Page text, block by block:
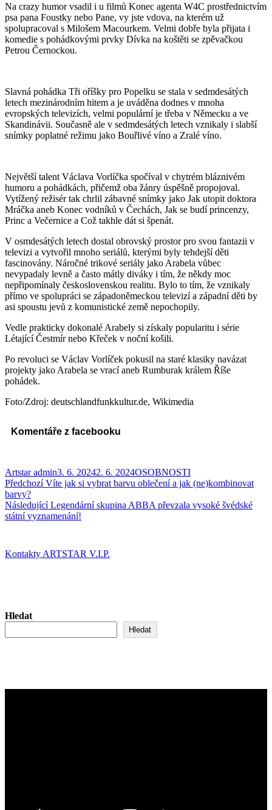
Na crazy humor vsadil i u filmů Konec agenta W4C prostřednictvím
psa pana Foustky nebo Pane, vy jste vdova, na kterém už
spolupracoval s Milošem Macourkem. Velmi dobře byla přijata i
komedie s pohádkovými prvky Dívka na koštěti se zpěvačkou
Petrou Černockou.
Slavná pohádka Tři oříšky pro Popelku se stala v sedmdesátých
letech mezinárodním hitem a je uváděna dodnes v mnoha
evropských televizích, velmi populární je třeba v Německu a ve
Skandinávii. Současně ale v sedmdesátých letech vznikaly i slabší
snímky poplatné režimu jako Bouřlivé víno a Zralé víno.
Největší talent Václava Vorlíčka spočíval v chytrém bláznivém
humoru a pohádkách, přičemž oba žánry úspěšně propojoval.
Vytížený režisér tak chrlil zábavné snímky jako Jak utopit doktora
Mráčka aneb Konec vodníků v Čechách, Jak se budí princenzy,
Princ a Večernice a Což takhle dát si špenát.
V osmdesátých letech dostal obrovský prostor pro svou fantazii v
televizi a vytvořil mnoho seriálů, kterými byly tehdejší děti
fascinovány. Náročné trikové seriály jako Arabela vůbec
nevypadaly levně a často mátly diváky i tím, že někdy moc
nepřipomínaly československou realitu. Bylo to tím, že vznikaly
přímo ve spolupráci se západoněmeckou televizí a západní děti by
asi spoustu jevů z komunistické země nepochopily.
Vedle prakticky dokonalé Arabely si získaly popularitu i série
Létající Čestmír nebo Křeček v noční košili.
Po revoluci se Václav Vorlíček pokusil na staré klasiky navázat
projekty jako Arabela se vrací aneb Rumburak králem Říše
pohádek.
Foto/Zdroj: deutschlandfunkkultur.de, Wikimedia
Komentáře z facebooku
Autor:
Artstar adminPublikováno:
3. 6. 20242. 6. 2024Rubriky:
OSOBNOSTI
Navigace
pro
příspěvek
Předchozí Předchozí
Víte jak si vybrat barvu oblečení a jak (ne)kombinovat
barvy?
Následující Následující
příspěvek:
Legendární skupina ABBA převzala vysoké švédské
státní vyznamenání!
Kontakty ARTSTAR V.I.P.
Hledat
Hledat